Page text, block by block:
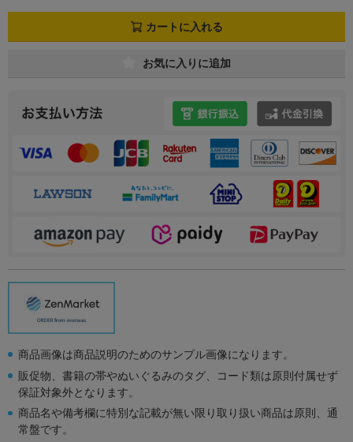
カートに入れる
お気に入りに追加
商品画像は商品説明のためのサンプル画像になります。
販促物、書籍の帯やぬいぐるみのタグ、コード類は原則付属せず
保証対象外となります。
商品名や備考欄に特別な記載が無い限り取り扱い商品は原則、通
常盤です。